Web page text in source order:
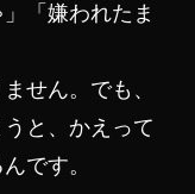
「嫌われたま
せん。でも、
と、かえって
です。